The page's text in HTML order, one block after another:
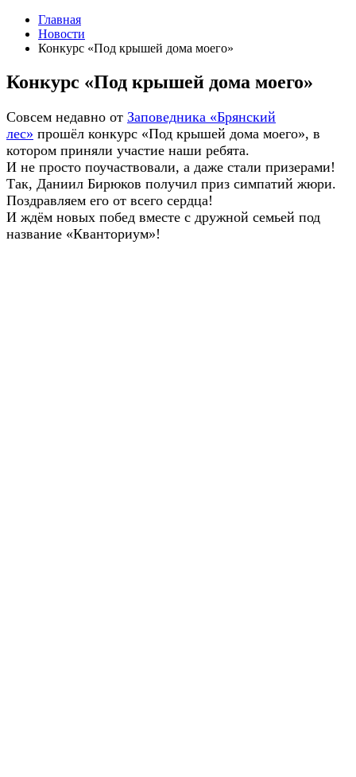
Главная
Новости
Конкурс «Под крышей дома моего»
Конкурс «Под крышей дома моего»
Совсем недавно от Заповедника «Брянский
лес» прошёл конкурс «Под крышей дома моего», в
котором приняли участие наши ребята.
И не просто поучаствовали, а даже стали призерами!
Так, Даниил Бирюков получил приз симпатий жюри.
Поздравляем его от всего сердца!
И ждём новых побед вместе с дружной семьей под
название «Кванториум»!